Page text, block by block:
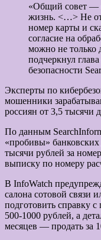
«Общий совет —
жизнь. <…> Не
номер карты и
согласие на
можно не только
подчеркнул
безопасности
Эксперты по
мошенники
россиян от 3,5 тысячи
По данным
«пробивы»
тысячи рублей за
выписку по номеру
В InfoWatch
салона сотовой связи
подготовить справку
500-1000 рублей, а
месяцев — продать за